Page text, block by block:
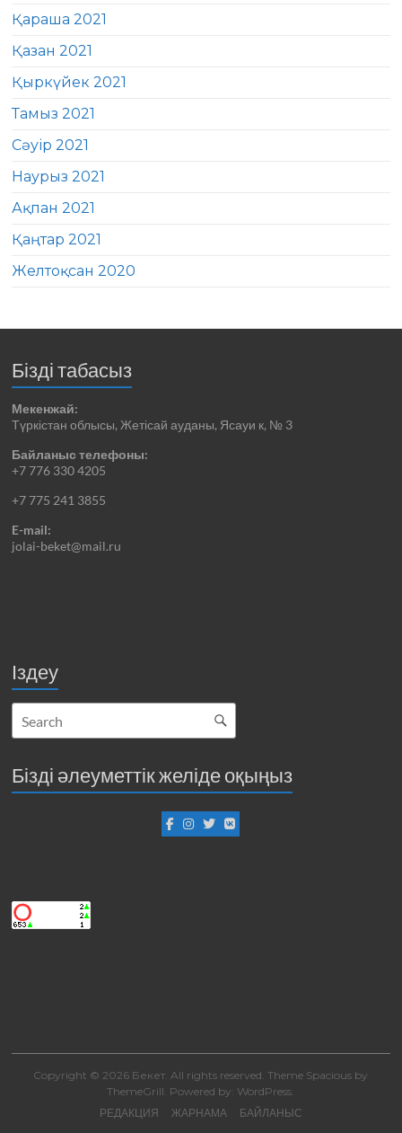
Қараша 2021
Қазан 2021
Қыркүйек 2021
Тамыз 2021
Сәуір 2021
Наурыз 2021
Ақпан 2021
Қаңтар 2021
Желтоқсан 2020
Бізді табасыз
Мекенжай:
Түркістан облысы, Жетісай ауданы, Ясауи к, № 3
Байланыс телефоны:
+7 776 330 4205
+7 775 241 3855
E-mail:
jolai-beket@mail.ru
Іздеу
Бізді әлеуметтік желіде оқыңыз
Copyright © 2026 Бекет. All rights reserved. Theme Spacious by
ThemeGrill. Powered by: WordPress.
РЕДАКЦИЯ
ЖАРНАМА БАЙЛАНЫС